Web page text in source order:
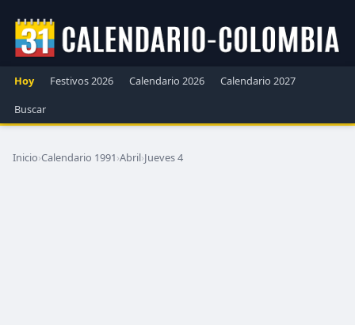
Hoy Festivos 2026 Calendario 2026
Calendario 2027
Buscar
Inicio›Calendario 1991›Abril›Jueves 4